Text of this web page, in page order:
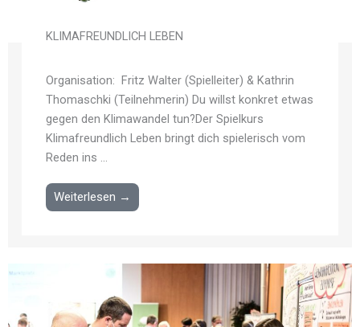
KLIMAFREUNDLICH LEBEN
Organisation: Fritz Walter (Spielleiter) & Kathrin
Thomaschki (Teilnehmerin) Du willst konkret etwas
gegen den Klimawandel tun?Der Spielkurs
Klimafreundlich Leben bringt dich spielerisch vom
Reden ins ...
Weiterlesen →